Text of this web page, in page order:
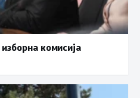
комисија